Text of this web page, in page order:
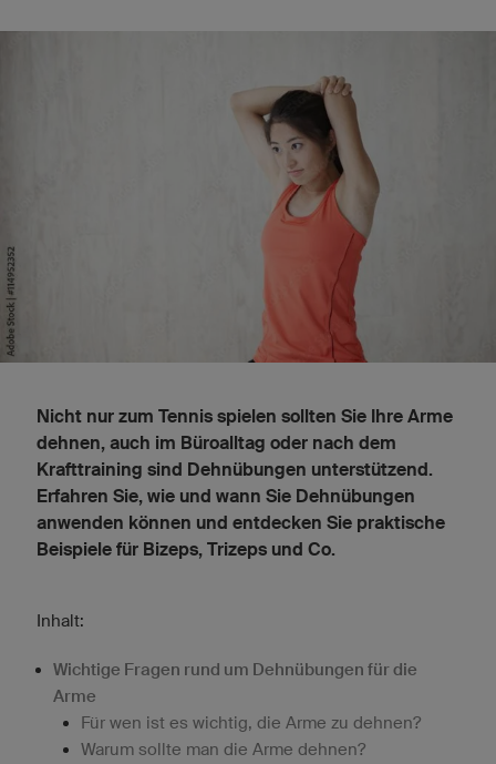
Nicht nur zum Tennis spielen sollten Sie Ihre Arme
dehnen, auch im Büroalltag oder nach dem
Krafttraining sind Dehnübungen unterstützend.
Erfahren Sie, wie und wann Sie Dehnübungen
anwenden können und entdecken Sie praktische
Beispiele für Bizeps, Trizeps und Co.
Inhalt:
Wichtige Fragen rund um Dehnübungen für die
Arme
Für wen ist es wichtig, die Arme zu dehnen?
Warum sollte man die Arme dehnen?